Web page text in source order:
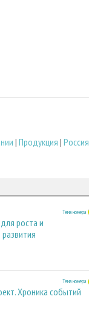
| Продукция | Россия
Тема номера
роста и
Тема номера
Хроника событий